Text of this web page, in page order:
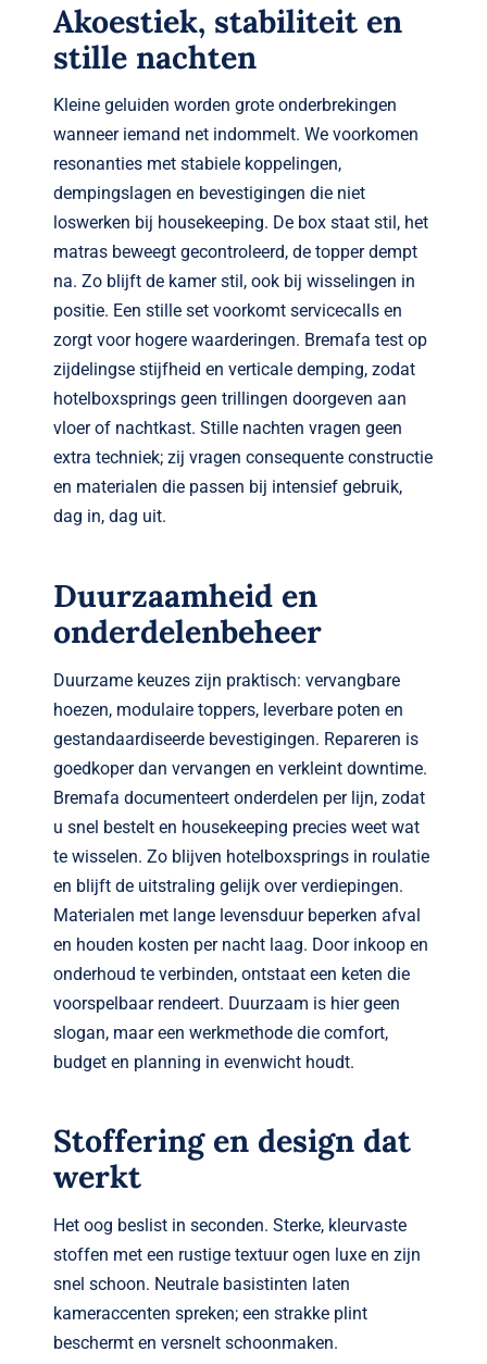
Akoestiek, stabiliteit en
stille nachten
Kleine geluiden worden grote onderbrekingen
wanneer iemand net indommelt. We voorkomen
resonanties met stabiele koppelingen,
dempingslagen en bevestigingen die niet
loswerken bij housekeeping. De box staat stil, het
matras beweegt gecontroleerd, de topper dempt
na. Zo blijft de kamer stil, ook bij wisselingen in
positie. Een stille set voorkomt servicecalls en
zorgt voor hogere waarderingen. Bremafa test op
zijdelingse stijfheid en verticale demping, zodat
hotelboxsprings geen trillingen doorgeven aan
vloer of nachtkast. Stille nachten vragen geen
extra techniek; zij vragen consequente constructie
en materialen die passen bij intensief gebruik,
dag in, dag uit.
Duurzaamheid en
onderdelenbeheer
Duurzame keuzes zijn praktisch: vervangbare
hoezen, modulaire toppers, leverbare poten en
gestandaardiseerde bevestigingen. Repareren is
goedkoper dan vervangen en verkleint downtime.
Bremafa documenteert onderdelen per lijn, zodat
u snel bestelt en housekeeping precies weet wat
te wisselen. Zo blijven hotelboxsprings in roulatie
en blijft de uitstraling gelijk over verdiepingen.
Materialen met lange levensduur beperken afval
en houden kosten per nacht laag. Door inkoop en
onderhoud te verbinden, ontstaat een keten die
voorspelbaar rendeert. Duurzaam is hier geen
slogan, maar een werkmethode die comfort,
budget en planning in evenwicht houdt.
Stoffering en design dat
werkt
Het oog beslist in seconden. Sterke, kleurvaste
stoffen met een rustige textuur ogen luxe en zijn
snel schoon. Neutrale basistinten laten
kameraccenten spreken; een strakke plint
beschermt en versnelt schoonmaken.